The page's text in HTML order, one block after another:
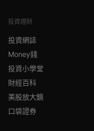
投資理財
投資網誌
Money錢
投資小學堂
財經百科
美股放大鏡
口袋證券